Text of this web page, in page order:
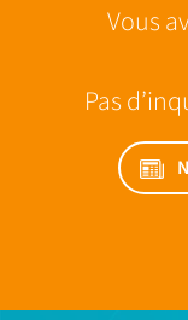
Vous
Pas